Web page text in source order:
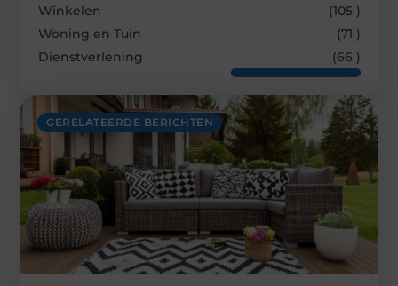
GERELATEERDE BERICHTEN
Winkelen
(105 )
Woning en Tuin
(71 )
Dienstverlening
(66 )